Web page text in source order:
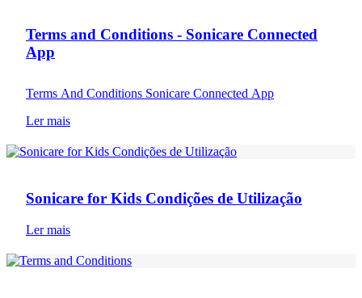
Terms and Conditions - Sonicare Connected
App
Terms And Conditions Sonicare Connected App
Ler mais
Sonicare for Kids Condições de Utilização
Ler mais